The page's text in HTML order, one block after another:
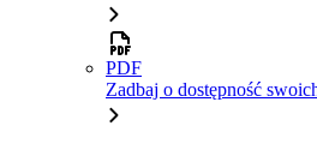
PDF
Zadbaj o dostępność